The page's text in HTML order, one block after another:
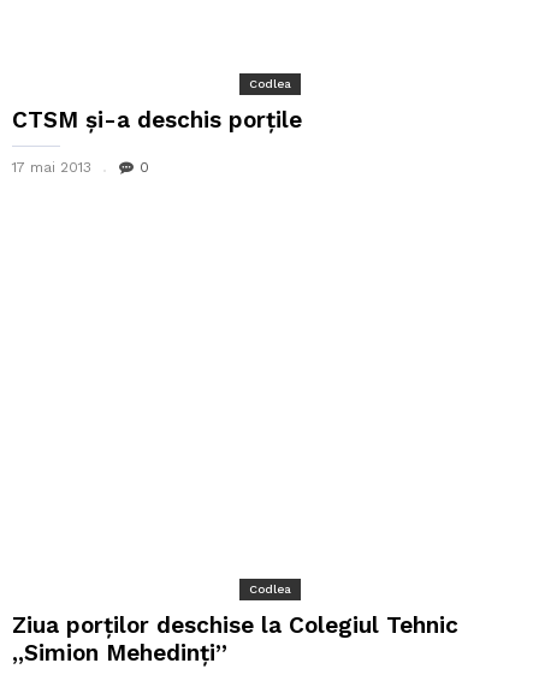
Codlea
CTSM şi-a deschis porţile
17 mai 2013 0
Codlea
Ziua porţilor deschise la Colegiul Tehnic
,,Simion Mehedinţi”